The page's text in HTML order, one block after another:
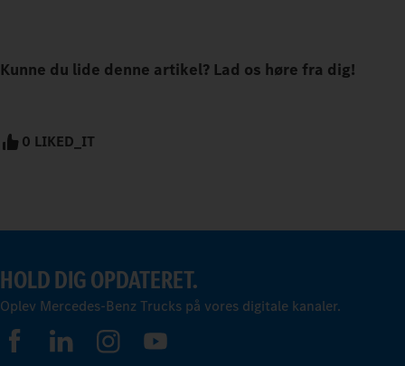
Kunne du lide denne artikel? Lad os høre fra dig!
0 LIKED_IT
HOLD DIG OPDATERET.
Oplev Mercedes-Benz Trucks på vores digitale kanaler.